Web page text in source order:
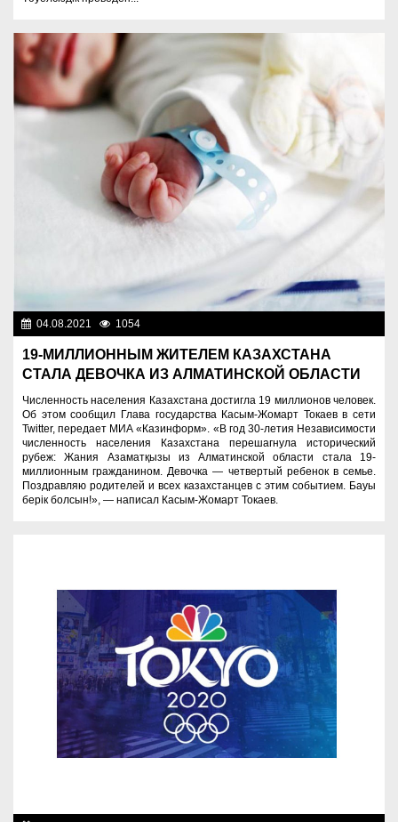
04.08.2021 1054
19-МИЛЛИОННЫМ ЖИТЕЛЕМ КАЗАХСТАНА
СТАЛА ДЕВОЧКА ИЗ АЛМАТИНСКОЙ ОБЛАСТИ
Численность населения Казахстана достигла 19 миллионов человек.
Об этом сообщил Глава государства Касым-Жомарт Токаев в сети
Twitter, передает МИА «Казинформ». «В год 30-летия Независимости
численность населения Казахстана перешагнула исторический
рубеж: Жания Азаматқызы из Алматинской области стала 19-
миллионным гражданином. Девочка — четвертый ребенок в семье.
Поздравляю родителей и всех казахстанцев с этим событием. Бауы
берік болсын!», — написал Касым-Жомарт Токаев.